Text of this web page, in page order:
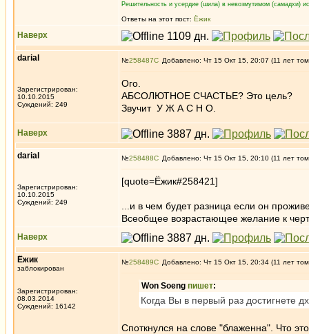
Решительность и усердие (шила) в невозмутимом (самадхи)
Ответы на этот пост: Ёжик
Наверх
darial
Зарегистрирован:
10.10.2015
Суждений: 249
№258487 Добавлено: Чт 15 Окт 15, 20:07 (11 лет
Ого.
АБСОЛЮТНОЕ СЧАСТЬЕ? Это цель?
Звучит У Ж А С Н О.
Наверх
darial
Зарегистрирован:
10.10.2015
Суждений: 249
№258488 Добавлено: Чт 15 Окт 15, 20:10 (11 лет
[quote=Ёжик#258421]
...и в чем будет разница если он
Всеобщее возрастающее желание к
Наверх
Ёжик
заблокирован
Зарегистрирован:
08.03.2014
Суждений: 16142
№258489 Добавлено: Чт 15 Окт 15, 20:34 (11 лет
Won Soeng пишет:
Когда Вы в первый раз достигнете
Споткнулся на слове "блаженна". Что